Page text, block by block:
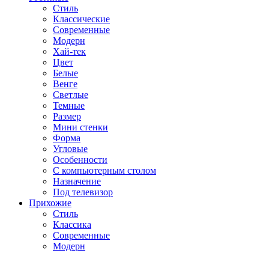
Стиль
Классические
Современные
Модерн
Хай-тек
Цвет
Белые
Венге
Светлые
Темные
Размер
Мини стенки
Форма
Угловые
Особенности
С компьютерным столом
Назначение
Под телевизор
Прихожие
Стиль
Классика
Современные
Модерн